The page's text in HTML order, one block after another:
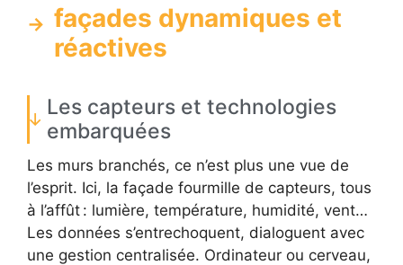
façades dynamiques et
réactives
Les capteurs et technologies
embarquées
Les murs branchés, ce n’est plus une vue de
l’esprit. Ici, la façade fourmille de capteurs, tous
à l’affût : lumière, température, humidité, vent…
Les données s’entrechoquent, dialoguent avec
une gestion centralisée. Ordinateur ou cerveau,